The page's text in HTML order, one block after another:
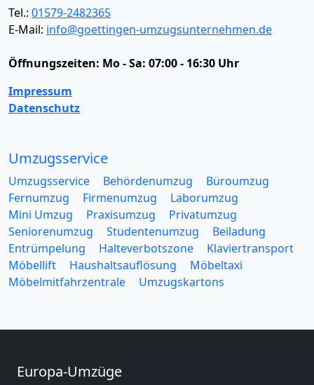
Tel.: 01579-2482365
E-Mail: info@goettingen-umzugsunternehmen.de
Öffnungszeiten: Mo - Sa: 07:00 - 16:30 Uhr
Impressum
Datenschutz
Umzugsservice
Umzugsservice Behördenumzug
Büroumzug
Fernumzug
Firmenumzug
Laborumzug
Mini Umzug
Praxisumzug
Privatumzug
Seniorenumzug
Studentenumzug
Beiladung
Entrümpelung
Halteverbotszone
Klaviertransport
Möbellift
Haushaltsauflösung
Möbeltaxi
Möbelmitfahrzentrale
Umzugskartons
Europa-Umzüge